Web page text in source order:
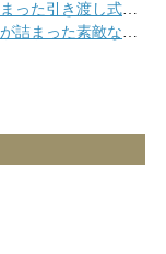
引き渡し式の様子
なお家が完成しました